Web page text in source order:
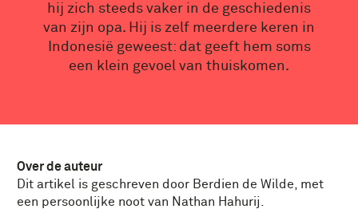
hij zich steeds vaker in de geschiedenis
van zijn opa. Hij is zelf meerdere keren in
Indonesië geweest: dat geeft hem soms
een klein gevoel van thuiskomen.
Over de auteur
Dit artikel is geschreven door Berdien de Wilde, met
een persoonlijke noot van Nathan Hahurij.